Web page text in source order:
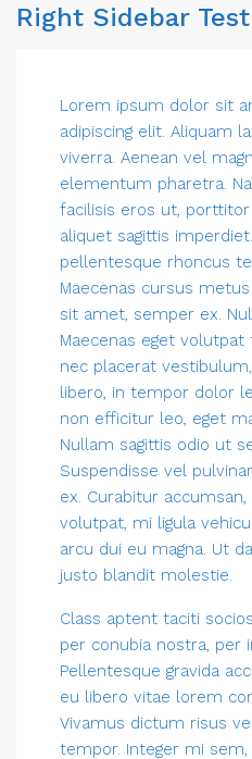
Right Sidebar Test
Lorem ipsum dolor sit
adipiscing elit. Aliquam
viverra. Aenean vel
elementum pharetra.
facilisis eros ut, porttitor
aliquet sagittis
pellentesque rhoncus
Maecenas cursus
sit amet, semper ex.
Maecenas eget
nec placerat
libero, in tempor dolor
non efficitur leo, eget
Nullam sagittis odio ut
Suspendisse vel
ex. Curabitur
volutpat, mi ligula
arcu dui eu magna. Ut
justo blandit molestie.
Class aptent taciti
per conubia nostra, per
Pellentesque gravida
eu libero vitae lorem
Vivamus dictum risus
tempor. Integer mi